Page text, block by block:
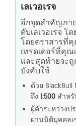
เลเวอเรจ
อีกจุดสำคัญภาย
ดับเลเวอเรจ โ
โดยตราสารที่
เทรดเดอร์ที่คุณ
และสุดท้ายจะ
บังคับใช้
ด้วย
ถึง 1:500 สำห
ผู้ค้าระหว่างป
ผ่านนิติบุคคลเ